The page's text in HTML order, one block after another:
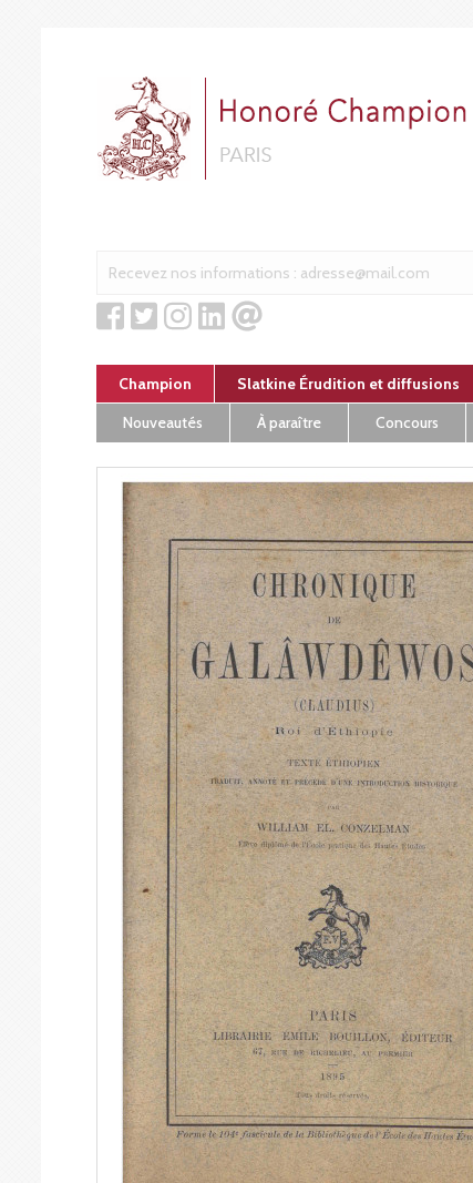
Champion Slatkine Érudition et diffusions
Nouveautés
À paraître Concours